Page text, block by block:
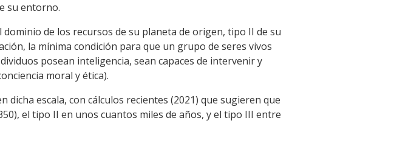
su entorno.
de los recursos de su planeta de origen, tipo II de su
la mínima condición para que un grupo de seres vivos
posean inteligencia, sean capaces de intervenir y
moral y ética).
escala, con cálculos recientes (2021) que sugieren que
el tipo II en unos cuantos miles de años, y el tipo III entre